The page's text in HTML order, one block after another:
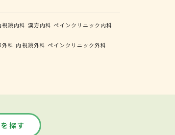
視鏡内科 漢方内科 ペインクリニック内科
外科 内視鏡外科 ペインクリニック外科
探す